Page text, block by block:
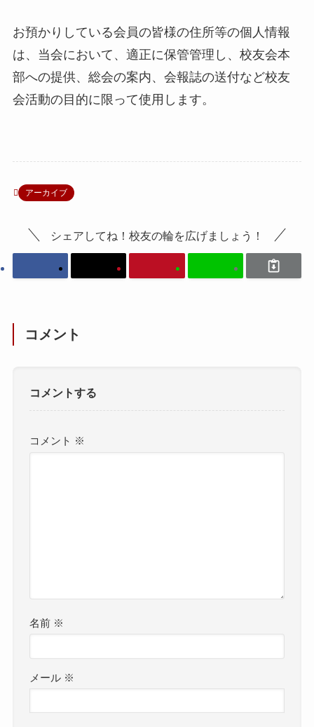
お預かりしている会員の皆様の住所等の個人情報
は、当会において、適正に保管管理し、校友会本
部への提供、総会の案内、会報誌の送付など校友
会活動の目的に限って使用します。
アーカイブ
シェアしてね！校友の輪を広げましょう！
コメント
コメントする
コメント ※
名前 ※
メール ※